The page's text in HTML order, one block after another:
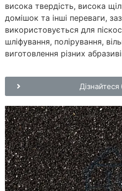
висока твердість, висока
домішок та інші переваги,
використовується для
шліфування, полірування,
виготовлення різних
Дізнайтеся